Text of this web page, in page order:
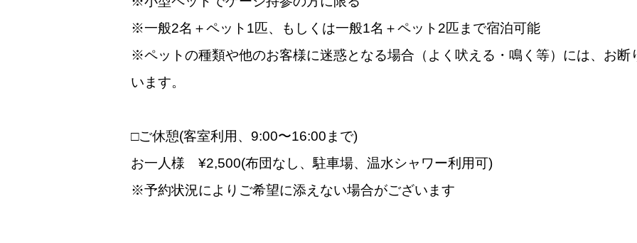
※一般2名＋ペット1匹、もしくは一般1名＋ペット2匹まで宿泊可能
※ペットの種類や他のお客様に迷惑となる場合（よく吠える・鳴く等）には、お断
います。
□ご休憩(客室利用、9:00〜16:00まで)
お一人様 ¥2,500(布団なし、駐車場、温水シャワー利用可)
※予約状況によりご希望に添えない場合がございます